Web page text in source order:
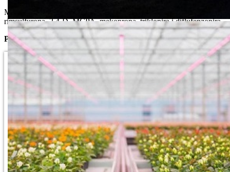
Može se mešati sa preparatima na bazi bromoksinila, nikosulfurona,
rimsulfurona, 2,4-D, MCPA, mekopropa, triklopira i diflufenzopira.
Pakovanje : 100ml,200ml, 500ml i 1l.